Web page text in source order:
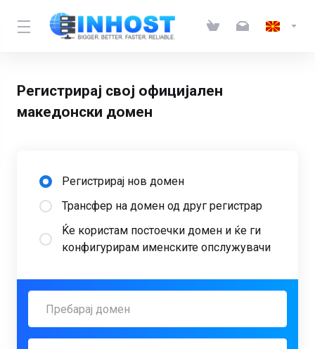
Регистрирај свој официјален
македонски домен
Регистрирај нов домен
Трансфер на домен од друг регистрар
Ќе користам постоечки домен и ќе ги
конфигурирам именските опслужувачи